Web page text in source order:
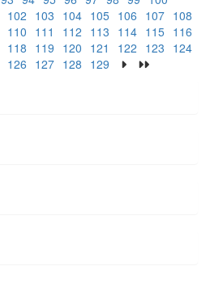
102 103 104 105 106 107 108
110 111 112 113 114 115 116
118 119 120 121 122 123 124
126 127 128 129